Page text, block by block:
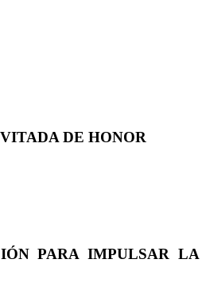
DE HONOR
PARA IMPULSAR LA